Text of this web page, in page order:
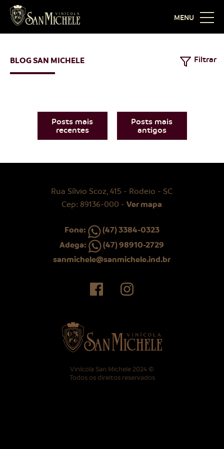
MENU
BLOG SAN MICHELE
Posts mais
recentes
Posts mais
antigos
Filtrar
FacebookInstagram
Rua Sílvio Scoz, 415 - Rodeio - SC
Cep: 89136-000 -Ver mapa
Fone:
(47) 3384-0323
Adega:
(47) 98910-2729
sanmichele@sanmichele.ind.br
Vinícola San Michele 2024 ©
Todos os direitos reservados